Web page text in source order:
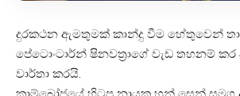
දුරකථන ඇමතුමක් කාන්දු වීම හේතුවෙන්
පේටොංටාර්න් ෂිනවත්‍රාගේ වැඩ තහනම් කර
වාර්තා කරයි.